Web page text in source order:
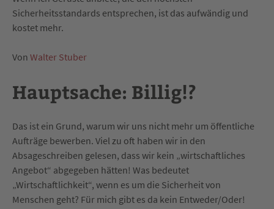
Sicherheitsstandards entsprechen, ist das aufwändig und
kostet mehr.
Von Walter Stuber
Hauptsache: Billig!?
Das ist ein Grund, warum wir uns nicht mehr um öffentliche
Aufträge bewerben. Viel zu oft haben wir in den
Absageschreiben gelesen, dass wir kein „wirtschaftliches
Angebot“ abgegeben hätten! Was bedeutet
„Wirtschaftlichkeit“, wenn es um die Sicherheit von
Menschen geht? Für mich gibt es da kein Entweder/Oder!